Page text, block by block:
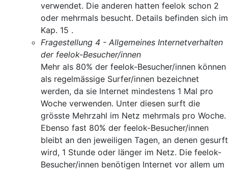
verwendet. Die anderen hatten feelok schon 2
oder mehrmals besucht. Details befinden sich im
Kap. 15 .
Fragestellung 4 - Allgemeines Internetverhalten
der feelok-Besucher/innen
Mehr als 80% der feelok-Besucher/innen können
als regelmässige Surfer/innen bezeichnet
werden, da sie Internet mindestens 1 Mal pro
Woche verwenden. Unter diesen surft die
grösste Mehrzahl im Netz mehrmals pro Woche.
Ebenso fast 80% der feelok-Besucher/innen
bleibt an den jeweiligen Tagen, an denen gesurft
wird, 1 Stunde oder länger im Netz. Die feelok-
Besucher/innen benötigen Internet vor allem um